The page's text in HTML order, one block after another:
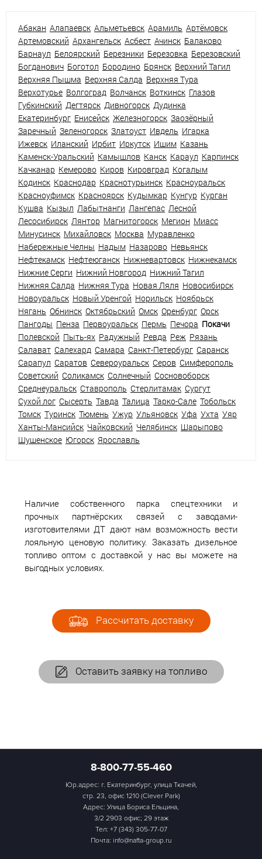
Абакан Алапаевск Альметьевск Арамиль Артёмовск
Артемовский Архангельск Асбест Ачинск Балаково
Барнаул Белоярский Березники Березовка Березовский
Богданович Боготол Бородино Брянск Верхний Тагил
Верхняя Пышма Верхняя Салда Верхняя Тура
Верхотурье Волгоград Волчанск Воткинск Глазов
Губкинский Дегтярск Дивногорск Дудинка
Екатеринбург Енисейск Железногорск Заозёрный
Заречный Зеленогорск Златоуст Ивдель Игарка
Ижевск Иланский Ирбит Иркутск Ишим Казань
Каменск-Уральский Камышлов Канск Караул Карпинск
Качканар Кемерово Киров Кировград Когалым
Кодинск Краснодар Краснотурьинск Красноуральск
Красноуфимск Красноярск Кудымкар Кунгур Курган
Кушва Кызыл Лабытнанги Лангепас Лесной
Лесосибирск Лянтор Магнитогорск Мегион Миасс
Минусинск Михайловск Москва Муравленко
Набережные Челны Надым Назарово Невьянск
Нефтекамск Нефтеюганск Нижневартовск Нижнекамск
Нижние Серги Нижний Новгород Нижний Тагил
Нижняя Салда Нижняя Тура Новая Ляля Новосибирск
Новоуральск Новый Уренгой Норильск Ноябрьск
Нягань Обнинск Октябрьский Омск Оренбург Орск
Пангоды Пенза Первоуральск Пермь Печора Покачи
Полевской Пыть-ях Радужный Ревда Реж Рязань
Салават Салехард Самара Санкт-Петербург Саранск
Сарапул Саратов Североуральск Серов Симферополь
Советский Соликамск Солнечный Сосновоборск
Среднеуральск Ставрополь Стерлитамак Сургут
Сухой лог Сысерть Тавда Талица Тарко-Сале Тобольск
Томск Туринск Тюмень Ужур Ульяновск Уфа Ухта Уяр
Ханты-Мансийск Чайковский Челябинск Шарыпово
Шушенское Югорск Ярославль
Наличие собственного парка спецтехники и
прочных партнёрских связей с заводами-
изготовителями ДТ дают нам возможность вести
лояльную ценовую политику. Заказать дизельное
топливо оптом с доставкой у нас вы можете на
выгодных условиях.
Рассчитать доставку
Оставить заявку на топливо
8-800-77-55-460
Юр.адрес: г. Екатеринбург, улица Ткачей,
стр. 23, офис 1210 (Clever Park)
Адрес: Улица Бориса Ельцина,
3/2 2903 офис; 29 этаж
Тел: +7 (343) 305-77-07
Почта: info@nafta-group.ru